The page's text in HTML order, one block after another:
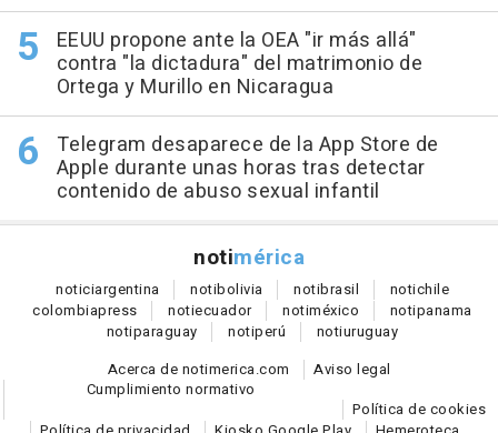
EEUU propone ante la OEA "ir más allá"
contra "la dictadura" del matrimonio de
Ortega y Murillo en Nicaragua
Telegram desaparece de la App Store de
Apple durante unas horas tras detectar
contenido de abuso sexual infantil
notimérica
noticiargentina notibolivia notibrasil notichile
colombiapress notiecuador notiméxico notipanama
notiparaguay notiperú notiuruguay
Acerca de notimerica.com
Aviso legal
Cumplimiento normativo
Política de cookies